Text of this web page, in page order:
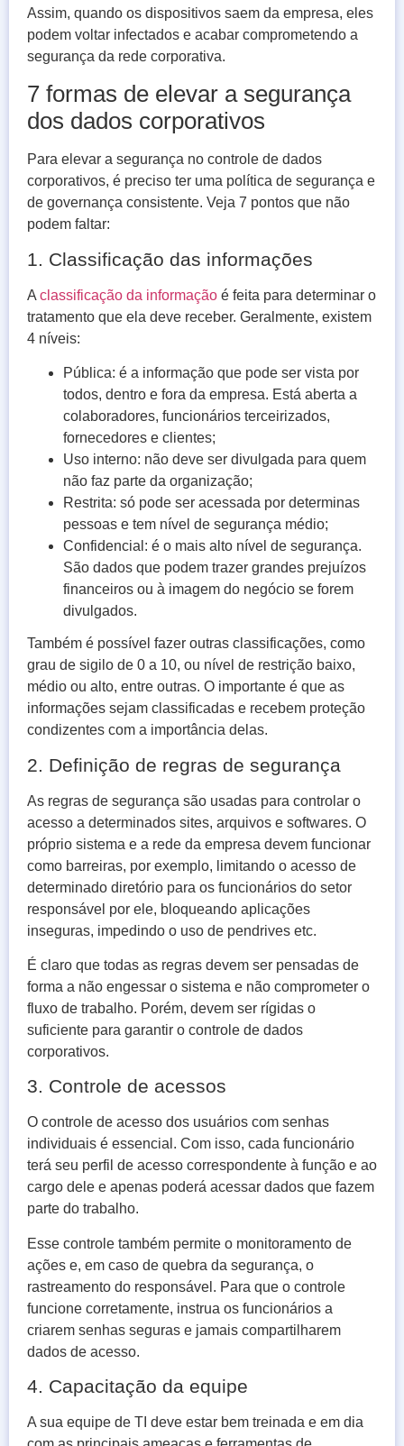
Assim, quando os dispositivos saem da empresa, eles
podem voltar infectados e acabar comprometendo a
segurança da rede corporativa.
7 formas de elevar a segurança
dos dados corporativos
Para elevar a segurança no controle de dados
corporativos, é preciso ter uma política de segurança e
de governança consistente. Veja 7 pontos que não
podem faltar:
1. Classificação das informações
A classificação da informação é feita para determinar o
tratamento que ela deve receber. Geralmente, existem
4 níveis:
Pública: é a informação que pode ser vista por
todos, dentro e fora da empresa. Está aberta a
colaboradores, funcionários terceirizados,
fornecedores e clientes;
Uso interno: não deve ser divulgada para quem
não faz parte da organização;
Restrita: só pode ser acessada por determinas
pessoas e tem nível de segurança médio;
Confidencial: é o mais alto nível de segurança.
São dados que podem trazer grandes prejuízos
financeiros ou à imagem do negócio se forem
divulgados.
Também é possível fazer outras classificações, como
grau de sigilo de 0 a 10, ou nível de restrição baixo,
médio ou alto, entre outras. O importante é que as
informações sejam classificadas e recebem proteção
condizentes com a importância delas.
2. Definição de regras de segurança
As regras de segurança são usadas para controlar o
acesso a determinados sites, arquivos e softwares. O
próprio sistema e a rede da empresa devem funcionar
como barreiras, por exemplo, limitando o acesso de
determinado diretório para os funcionários do setor
responsável por ele, bloqueando aplicações
inseguras, impedindo o uso de pendrives etc.
É claro que todas as regras devem ser pensadas de
forma a não engessar o sistema e não comprometer o
fluxo de trabalho. Porém, devem ser rígidas o
suficiente para garantir o controle de dados
corporativos.
3. Controle de acessos
O controle de acesso dos usuários com senhas
individuais é essencial. Com isso, cada funcionário
terá seu perfil de acesso correspondente à função e ao
cargo dele e apenas poderá acessar dados que fazem
parte do trabalho.
Esse controle também permite o monitoramento de
ações e, em caso de quebra da segurança, o
rastreamento do responsável. Para que o controle
funcione corretamente, instrua os funcionários a
criarem senhas seguras e jamais compartilharem
dados de acesso.
4. Capacitação da equipe
A sua equipe de TI deve estar bem treinada e em dia